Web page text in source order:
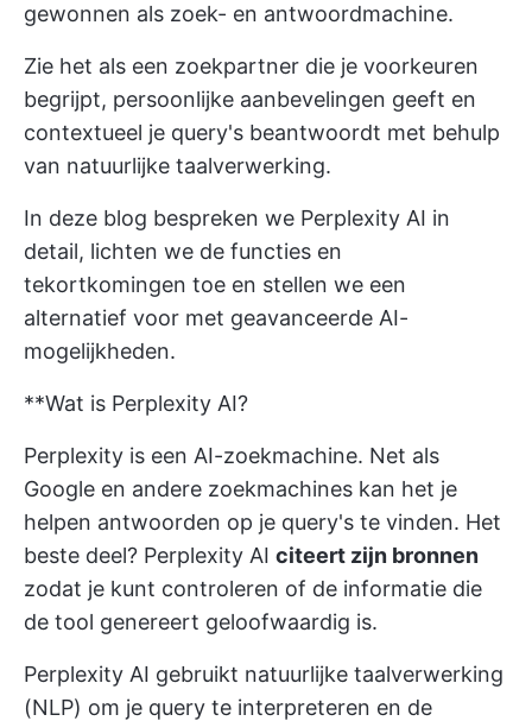
gewonnen als zoek- en antwoordmachine.
Zie het als een zoekpartner die je voorkeuren
begrijpt, persoonlijke aanbevelingen geeft en
contextueel je query's beantwoordt met behulp
van natuurlijke taalverwerking.
In deze blog bespreken we Perplexity AI in
detail, lichten we de functies en
tekortkomingen toe en stellen we een
alternatief voor met geavanceerde AI-
mogelijkheden.
**Wat is Perplexity AI?
Perplexity is een AI-zoekmachine. Net als
Google en andere zoekmachines kan het je
helpen antwoorden op je query's te vinden. Het
beste deel? Perplexity AI citeert zijn bronnen
zodat je kunt controleren of de informatie die
de tool genereert geloofwaardig is.
Perplexity AI gebruikt natuurlijke taalverwerking
(NLP) om je query te interpreteren en de